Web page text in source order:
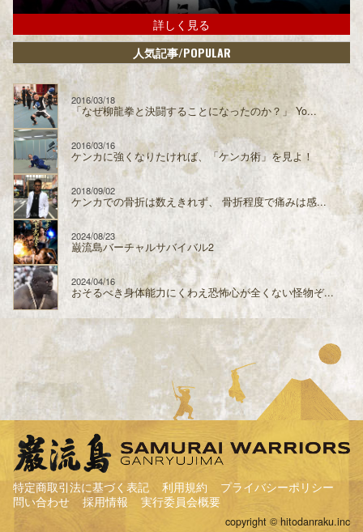
詳しく見る
人気記事/POPULAR
2016/03/18
「なぜ柳龍拳と決闘することになったのか？」 Yo...
2016/03/16
ケンカに強くなりたければ、「ケンカ術」を見よ！
2018/09/02
ケンカでの骨折は数えきれず、 骨折程度で痛みは感...
2024/08/23
巌流島バーチャルサバイバル2
2024/04/16
おそるべき身体能力にくわえ恐怖心が全くない怪物ぞ...
特定商取引法に基づく表記 利用規約
プライバシーポリシー
問い合わせ
採用情報 実行委員会概要
copyright © hitodanraku.inc